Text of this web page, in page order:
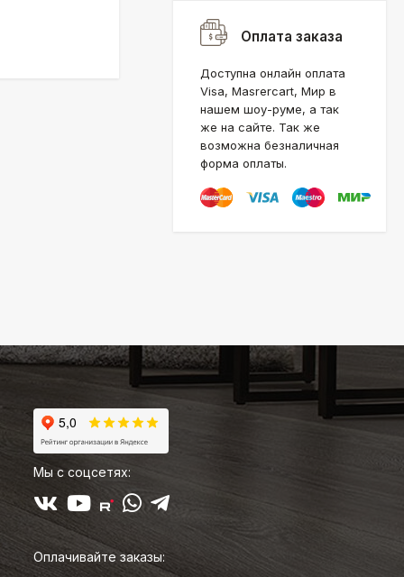
Оплата заказа
Доступна онлайн оплата
Visa, Masrercart, Мир в
нашем шоу-руме, а так
же на сайте. Так же
возможна безналичная
форма оплаты.
Мы с соцсетях:
Оплачивайте заказы: